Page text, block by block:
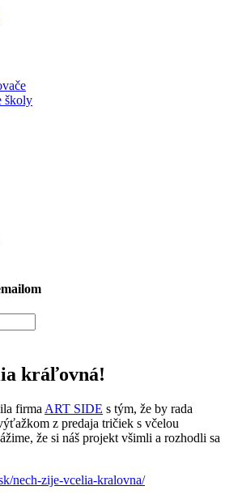
školy
kráľovná!
firma ART SIDE s tým, že by rada
z predaja tričiek s včelou
že si náš projekt všimli a rozhodli sa
nech-zije-vcelia-kralovna/